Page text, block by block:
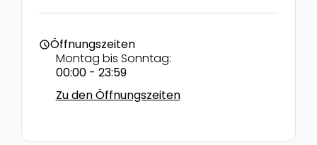
scheduleÖffnungszeiten
Montag bis Sonntag:
00:00 - 23:59
Zu den Öffnungszeiten